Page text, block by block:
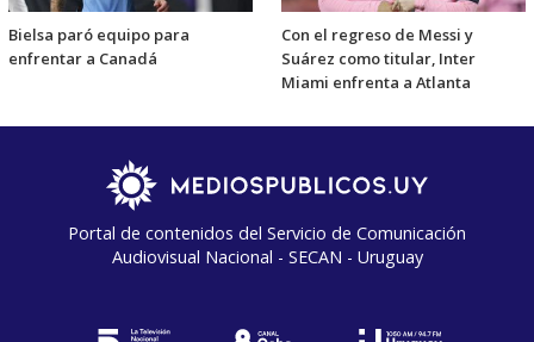
Bielsa paró equipo para
enfrentar a Canadá
Con el regreso de Messi y
Suárez como titular, Inter
Miami enfrenta a Atlanta
Portal de contenidos del Servicio de Comunicación
Audiovisual Nacional - SECAN - Uruguay